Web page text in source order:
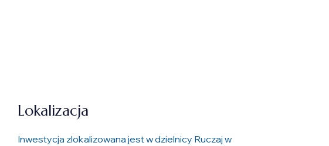
Lokalizacja
Inwestycja zlokalizowana jest w dzielnicy Ruczaj w